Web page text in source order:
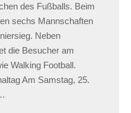
des Fußballs. Beim
sechs Mannschaften
Neben
die Besucher am
Walking Football.
Am Samstag, 25.